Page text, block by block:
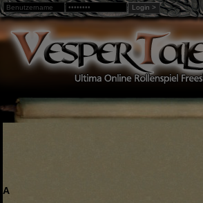
Warning: Undefined array key
Login >
A